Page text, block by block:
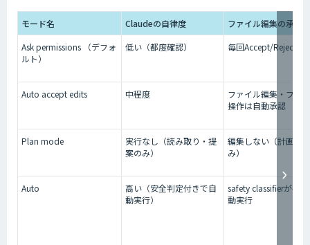
モード名 Claudeの自律度
ファイル編集の承認
Ask permissions （デフォ
ルト）
低い（都度確認） 毎回Accept/Rejectで
Auto accept edits 中程度
ファイル編集・フォ
操作は自動承認
Plan mode
実行なし（読み取り・提
案のみ）
編集しない（計画提
み）
Auto
高い（安全判定付きで自
動実行）
safety classifierが判
動実行